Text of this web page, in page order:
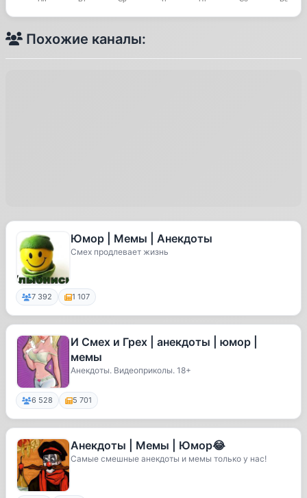
Похожие каналы:
Юмор | Мемы | Анекдоты
Смех продлевает жизнь
7 392 1 107
И Смех и Грех | анекдоты | юмор |
мемы
Анекдоты. Видеоприколы. 18+
6 528 5 701
Анекдоты | Мемы | Юмор😂
Самые смешные анекдоты и мемы только у нас!